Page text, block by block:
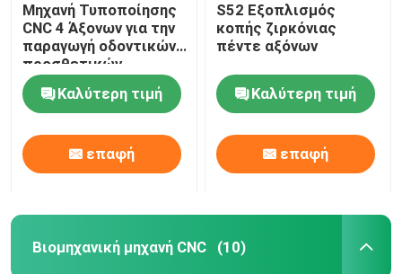
Μηχανή Τυποποίησης
CNC 4 Άξονων για την
παραγωγή οδοντικών
προσθετικών
Καλύτερη τιμή
επαφή
S52 Εξοπλισμός
κοπής ζιρκόνιας
πέντε αξόνων
Καλύτερη τιμή
επαφή
Βιομηχανική μηχανή CNC (10)